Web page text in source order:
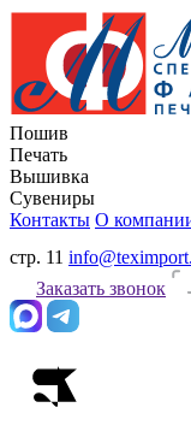
Пошив
Печать
Вышивка
Сувениры
Контакты О
стр. 11
Заказать звонок